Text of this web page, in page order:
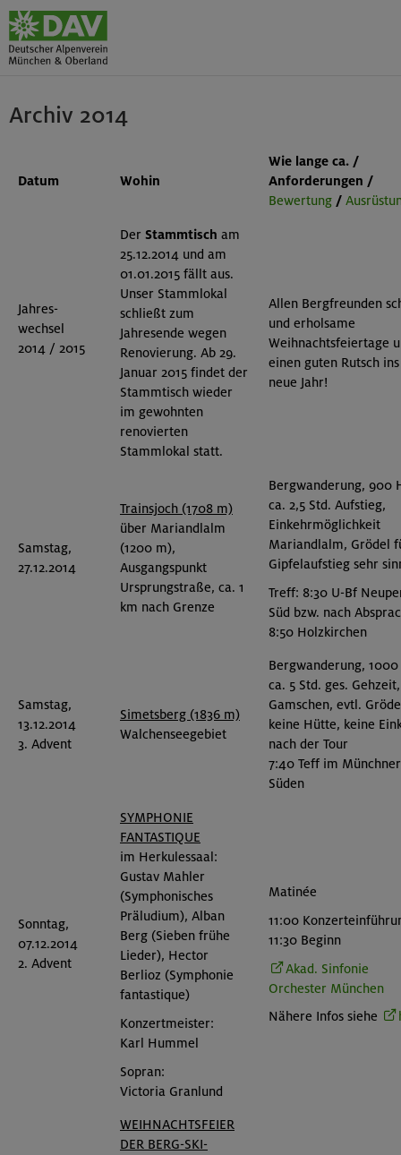
Archiv 2014
Datum Wohin
Wie lange ca. /
Anforderungen /
Bewertung /
Jahres-
wechsel
2014 / 2015
Der Stammtisch am
25.12.2014 und am
01.01.2015 fällt aus.
Unser Stammlokal
schließt zum
Jahresende wegen
Renovierung. Ab 29.
Januar 2015 findet der
Stammtisch wieder
im gewohnten
renovierten
Stammlokal statt.
Allen Bergfreunden
und erholsame
Weihnachtsfeiertage
einen guten Rutsch ins
neue Jahr!
Samstag,
27.12.2014
Trainsjoch (1708 m)
über Mariandlalm
(1200 m),
Ausgangspunkt
Ursprungstraße, ca. 1
km nach Grenze
Bergwanderung, 900
ca. 2,5 Std. Aufstieg,
Einkehrmöglichkeit
Mariandlalm, Grödel
Gipfelaufstieg sehr
Treff: 8:30 U-Bf
Süd bzw. nach
8:50 Holzkirchen
Samstag,
13.12.2014
3. Advent
Simetsberg (1836 m)
Walchenseegebiet
Bergwanderung,
ca. 5 Std. ges. Gehzeit,
Gamschen, evtl.
keine Hütte, keine
nach der Tour
7:40 Teff im Münchner
Süden
Sonntag,
07.12.2014
2. Advent
SYMPHONIE
FANTASTIQUE
im Herkulessaal:
Gustav Mahler
(Symphonisches
Präludium), Alban
Berg (Sieben frühe
Lieder), Hector
Berlioz (Symphonie
fantastique)
Konzertmeister:
Karl Hummel
Sopran:
Victoria Granlund
Matinée
11:00
11:30 Beginn
Akad. Sinfonie
Orchester München
Nähere Infos siehe
WEIHNACHTSFEIER
DER BERG-SKI-